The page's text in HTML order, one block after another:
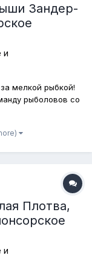
Зандер-
и
мелкой рыбкой!
рыболовов со
снасти,
призами!
Плотва,
и